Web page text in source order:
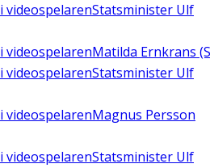
i videospelarenStatsminister Ulf
i videospelarenMatilda Ernkrans
i videospelarenStatsminister Ulf
i videospelarenMagnus Persson
i videospelarenStatsminister Ulf